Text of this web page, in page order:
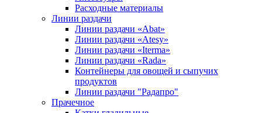
Расходные материалы
Линии раздачи
Линии раздачи «Abat»
Линии раздачи «Atesy»
Линии раздачи «Iterma»
Линии раздачи «Rada»
Контейнеры для овощей и сыпучих
продуктов
Линии раздачи "Радапро"
Прачечное